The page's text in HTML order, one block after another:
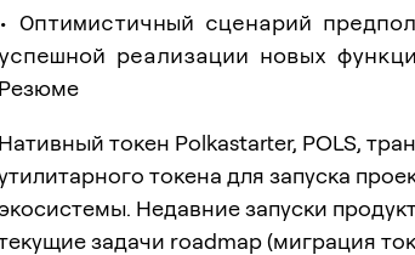
• Оптимистичный сценарий
успешной реализации новых
Резюме
Нативный токен Polkastarter, POLS,
токена для запуска
Недавние запуски
задачи roadmap (миграция